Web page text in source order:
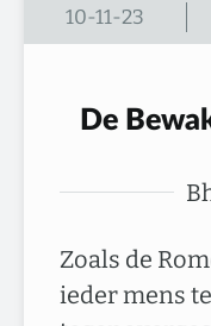
10-11-23
De
Zoals de
ieder mens